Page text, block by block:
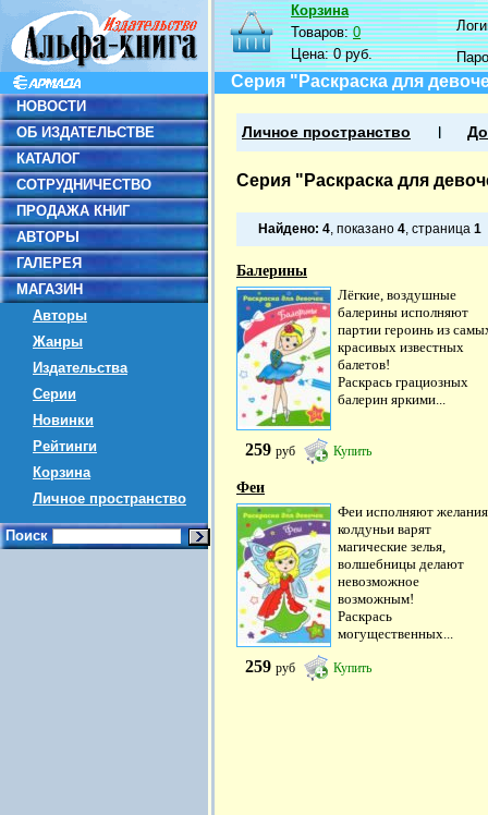
НОВОСТИ
ОБ ИЗДАТЕЛЬСТВЕ
КАТАЛОГ
СОТРУДНИЧЕСТВО
ПРОДАЖА КНИГ
АВТОРЫ
ГАЛЕРЕЯ
МАГАЗИН
Авторы
Жанры
Издательства
Серии
Новинки
Рейтинги
Корзина
Личное пространство
Поиск
Корзина
Товаров:0
Цена:0 руб.
Серия "Раскраска для
Личное пространство
Серия "Раскраска для
Найдено: 4, показано 4, страница 1
Балерины
Лёгкие, воздушные
балерины исполняют
партии героинь из
красивых известных
балетов!
Раскрась грациозных
балерин яркими...
259 руб Купить
Феи
Феи исполняют
колдуньи варят
магические зелья,
волшебницы делают
невозможное
возможным!
Раскрась
могущественных...
259 руб Купить